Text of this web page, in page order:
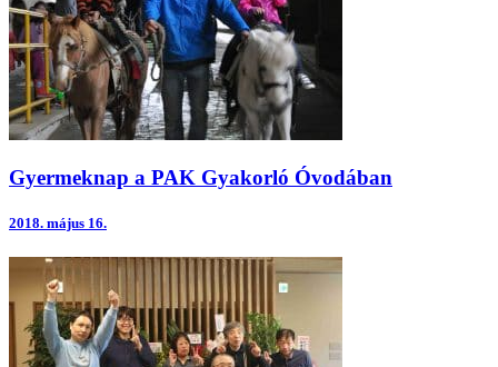
Gyermeknap a PAK Gyakorló Óvodában
2018. május 16.